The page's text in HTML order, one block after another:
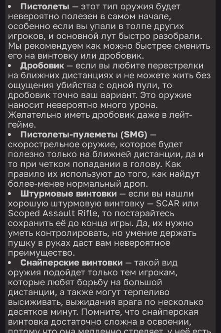
Пистолеты — этот тип оружия будет
невероятно полезен в самом начале,
особенно если вы упали в толпе других
игроков, и основной лут быстро разобрали.
Мы рекомендуем как можно быстрее сменить
его на винтовку или дробовик.
Дробовик — если вы любите перестрелки
на ближних дистанциях и не можете жить без
ощущения убийства с одной пули, то
дробовик точно ваш вариант. Это оружие
наносит невероятно много урона.
Желательно иметь дробовик даже в лейт-
гейме.
Пистолеты-пулеметы (SMG) —
скорострельное оружие, которое будет
полезно только на ближней дистанции, да и
то при четком попадании в голову. Как
правило их используют до того, как найдут
более-менее нормальный дроп.
Штурмовые винтовки — если вы нашли
хорошую штурмовую винтовку — SCAR или
Scoped Assault Rifle, то постарайтесь
сохранить её до конца игры. Да, их нужно
уметь контролировать, но умение держать
пушку в руках даст вам невероятное
преимущество.
Снайперские винтовки — такой вид
оружия подойдет только тем игрокам,
которые любят борьбу на большой
дистанции, а также могут терпеливо
высиживать, выжидания врага по несколько
десятков минут. Помните, что снайперская
винтовка достаточно сложна в освоении,